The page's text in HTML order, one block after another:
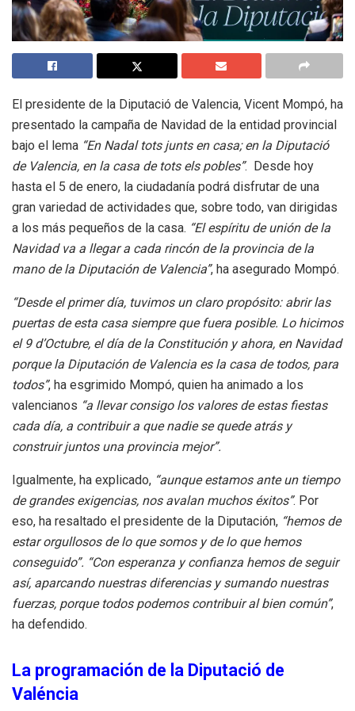
El presidente de la Diputació de Valencia, Vicent Mompó, ha
presentado la campaña de Navidad de la entidad provincial
bajo el lema “En Nadal tots junts en casa; en la Diputació
de Valencia, en la casa de tots els pobles”. Desde hoy
hasta el 5 de enero, la ciudadanía podrá disfrutar de una
gran variedad de actividades que, sobre todo, van dirigidas
a los más pequeños de la casa. “El espíritu de unión de la
Navidad va a llegar a cada rincón de la provincia de la
mano de la Diputación de Valencia”, ha asegurado Mompó.
“Desde el primer día, tuvimos un claro propósito: abrir las
puertas de esta casa siempre que fuera posible. Lo hicimos
el 9 d’Octubre, el día de la Constitución y ahora, en Navidad
porque la Diputación de Valencia es la casa de todos, para
todos”, ha esgrimido Mompó, quien ha animado a los
valencianos “a llevar consigo los valores de estas fiestas
cada día, a contribuir a que nadie se quede atrás y
construir juntos una provincia mejor”.
Igualmente, ha explicado, “aunque estamos ante un tiempo
de grandes exigencias, nos avalan muchos éxitos”. Por
eso, ha resaltado el presidente de la Diputación, “hemos de
estar orgullosos de lo que somos y de lo que hemos
conseguido”. “Con esperanza y confianza hemos de seguir
así, aparcando nuestras diferencias y sumando nuestras
fuerzas, porque todos podemos contribuir al bien común”,
ha defendido.
La programación de la Diputació de
Valéncia